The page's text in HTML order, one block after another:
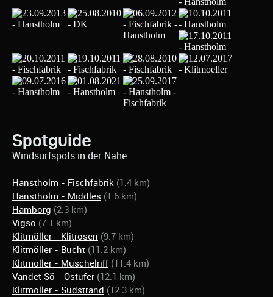
Spotguide
Windsurfspots in der Nähe
Hanstholm - Fischfabrik (1.4 km)
Hanstholm - Middles (1.6 km)
Hamborg (2.3 km)
Vigsö (7.1 km)
Klitmöller - Klitrosen (9.7 km)
Klitmöller - Bucht (11.2 km)
Klitmöller - Muschelriff (11.4 km)
Vandet Sö - Ostufer (12.1 km)
Klitmöller - Südstrand (12.3 km)